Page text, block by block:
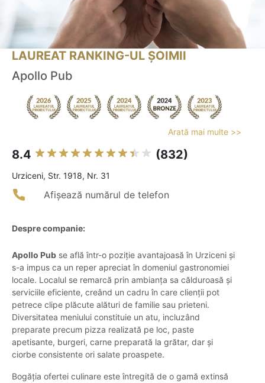
LAUREAT RANKING-UL ȘOIMII
Apollo Pub
Arată mai multe >>
8.4 (832)
Urziceni, Str. 1918, Nr. 31
Afișează numărul de telefon
Despre companie:
Apollo Pub se află într-o poziție avantajoasă în Urziceni și
s-a impus ca un reper apreciat în domeniul gastronomiei
locale. Localul se remarcă prin ambianța sa călduroasă și
serviciile eficiente, creând un cadru în care clienții pot
petrece clipe plăcute alături de familie sau prieteni.
Diversitatea meniului constituie un atu, incluzând
preparate precum pizza realizată pe loc, paste
apetisante, burgeri, carne preparată la grătar, dar și
ciorbe consistente ori salate proaspete.
Bogăția ofertei culinare este întregită de o gamă extinsă